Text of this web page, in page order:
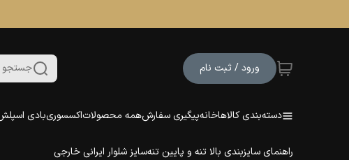
ورود / ثبت نام جستجو
دسته‌بندی کالاهاخانهپیگیری سفارشهمه محصولاتاکسسوریبادی
راهنمای سایزبندی بالا تنه و پایین تنهسایز شلوار ایرانی خارجی